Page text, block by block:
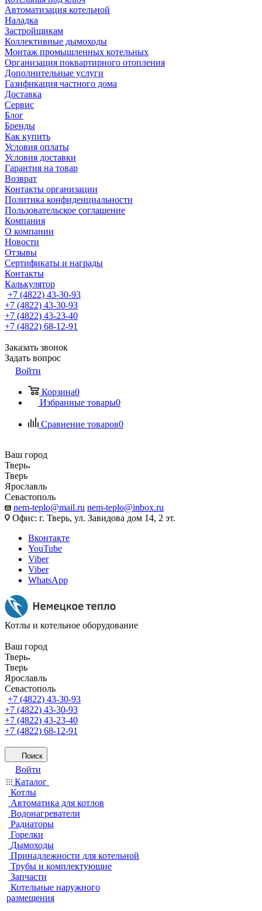
Автоматизация котельной
Наладка
Застройщикам
Коллективные дымоходы
Монтаж промышленных котельных
Организация поквартирного отопления
Дополнительные услуги
Газификация частного дома
Доставка
Сервис
Блог
Бренды
Как купить
Условия оплаты
Условия доставки
Гарантия на товар
Возврат
Контакты организации
Политика конфиденциальности
Пользовательское соглашение
Компания
О компании
Новости
Отзывы
Сертификаты и награды
Контакты
Калькулятор
+7 (4822) 43-30-93
+7 (4822) 43-30-93
+7 (4822) 43-23-40
+7 (4822) 68-12-91
Заказать звонок
Задать вопрос
Войти
Корзина0
Избранные товары0
Сравнение товаров0
Ваш город
Тверь
Тверь
Ярославль
Севастополь
nem-teplo@mail.ru nem-teplo@inbox.ru
Офис: г. Тверь, ул. Завидова дом 14, 2 эт.
Вконтакте
YouTube
Viber
Viber
WhatsApp
Котлы и котельное оборудование
Ваш город
Тверь
Тверь
Ярославль
Севастополь
+7 (4822) 43-30-93
+7 (4822) 43-30-93
+7 (4822) 43-23-40
+7 (4822) 68-12-91
Поиск
Войти
Каталог
Котлы
Автоматика для котлов
Водонагреватели
Радиаторы
Горелки
Дымоходы
Принадлежности для котельной
Трубы и комплектующие
Запчасти
Котельные наружного
размещения